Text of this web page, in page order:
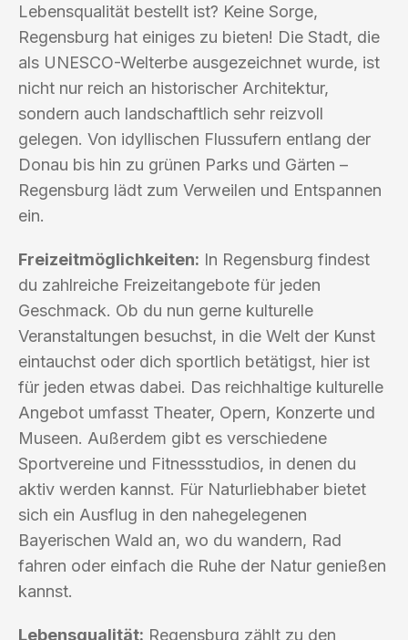
Lebensqualität bestellt ist? Keine Sorge,
Regensburg hat einiges zu bieten! Die Stadt, die
als UNESCO-Welterbe ausgezeichnet wurde, ist
nicht nur reich an historischer Architektur,
sondern auch landschaftlich sehr reizvoll
gelegen. Von idyllischen Flussufern entlang der
Donau bis hin zu grünen Parks und Gärten –
Regensburg lädt zum Verweilen und Entspannen
ein.
Freizeitmöglichkeiten: In Regensburg findest
du zahlreiche Freizeitangebote für jeden
Geschmack. Ob du nun gerne kulturelle
Veranstaltungen besuchst, in die Welt der Kunst
eintauchst oder dich sportlich betätigst, hier ist
für jeden etwas dabei. Das reichhaltige kulturelle
Angebot umfasst Theater, Opern, Konzerte und
Museen. Außerdem gibt es verschiedene
Sportvereine und Fitnessstudios, in denen du
aktiv werden kannst. Für Naturliebhaber bietet
sich ein Ausflug in den nahegelegenen
Bayerischen Wald an, wo du wandern, Rad
fahren oder einfach die Ruhe der Natur genießen
kannst.
Lebensqualität: Regensburg zählt zu den